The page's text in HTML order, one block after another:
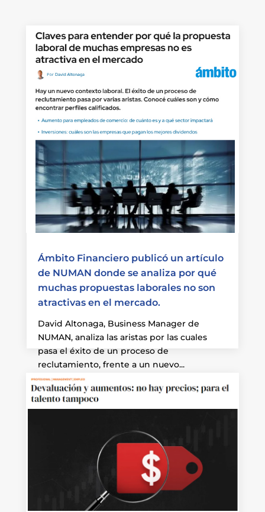
Ámbito Financiero publicó un artículo
de NUMAN donde se analiza por qué
muchas propuestas laborales no son
atractivas en el mercado.
David Altonaga, Business Manager de
NUMAN, analiza las aristas por las cuales
pasa el éxito de un proceso de
reclutamiento, frente a un nuevo...
Leer más